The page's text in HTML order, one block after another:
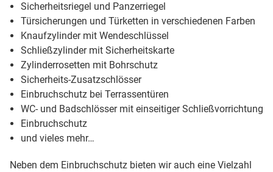
Sicherheitsriegel und Panzerriegel
Türsicherungen und Türketten in verschiedenen Farben
Knaufzylinder mit Wendeschlüssel
Schließzylinder mit Sicherheitskarte
Zylinderrosetten mit Bohrschutz
Sicherheits-Zusatzschlösser
Einbruchschutz bei Terrassentüren
WC- und Badschlösser mit einseitiger Schließvorrichtung
Einbruchschutz
und vieles mehr…
Neben dem Einbruchschutz bieten wir auch eine Vielzahl